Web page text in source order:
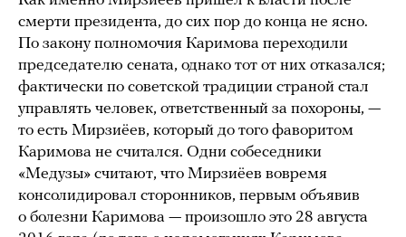
смерти президента, до сих пор до конца не ясно.
По закону полномочия Каримова переходили
председателю сената, однако тот от них отказался;
фактически по советской традиции страной стал
управлять человек, ответственный за похороны, —
то есть Мирзиёев, который до того фаворитом
Каримова не считался. Одни собеседники
«Медузы» считают, что Мирзиёев вовремя
консолидировал сторонников, первым объявив
о болезни Каримова — произошло это 28 августа